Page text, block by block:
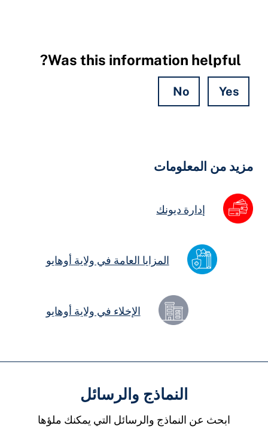
Was this information helpful?
Yes
No
مزيد من المعلومات
إدارة ديونك
المزايا العامة في ولاية أوهايو
الإخلاء في ولاية أوهايو
النماذج والرسائل
ابحث عن النماذج والرسائل التي يمكنك ملؤها